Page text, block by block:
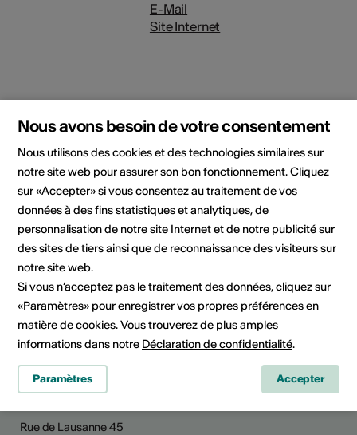
E-Mail
Site Internet
Arts visuels, Cinéma,
Littérature, Musique,
Patrimoine culturel, Sciences,
Autre
Catégorie
Appels à projet / concours
Partager l'actualité
Rue de Lausanne 45
Nous avons besoin de votre consentement
Nous utilisons des cookies et des technologies similaires sur
notre site web pour assurer son bon fonctionnement. Cliquez
sur «Accepter» si vous consentez au traitement de vos
données à des fins statistiques et analytiques, de
personnalisation de notre site Internet et de notre publicité sur
des sites de tiers ainsi que de reconnaissance des visiteurs sur
notre site web.
Si vous n’acceptez pas le traitement des données, cliquez sur
«Paramètres» pour enregistrer vos propres préférences en
matière de cookies. Vous trouverez de plus amples
informations dans notre Déclaration de confidentialité.
Paramètres Accepter